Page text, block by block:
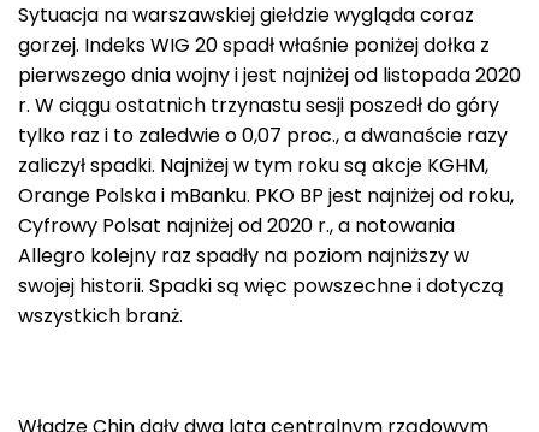
Sytuacja na warszawskiej giełdzie wygląda coraz
gorzej. Indeks WIG 20 spadł właśnie poniżej dołka z
pierwszego dnia wojny i jest najniżej od listopada 2020
r. W ciągu ostatnich trzynastu sesji poszedł do góry
tylko raz i to zaledwie o 0,07 proc., a dwanaście razy
zaliczył spadki. Najniżej w tym roku są akcje KGHM,
Orange Polska i mBanku. PKO BP jest najniżej od roku,
Cyfrowy Polsat najniżej od 2020 r., a notowania
Allegro kolejny raz spadły na poziom najniższy w
swojej historii. Spadki są więc powszechne i dotyczą
wszystkich branż.